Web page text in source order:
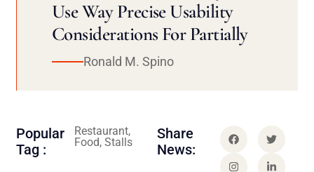
Use Way Precise Usability
Considerations For Partially
Ronald M. Spino
Popular
Tag :
Restaurant,
Food, Stalls
Share
News: